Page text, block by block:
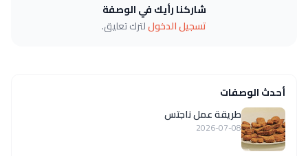
شاركنا رأيك في الوصفة
تسجيل الدخوللترك تعليق.
أحدث الوصفات
طريقة عمل ناجتس
2026-07-08